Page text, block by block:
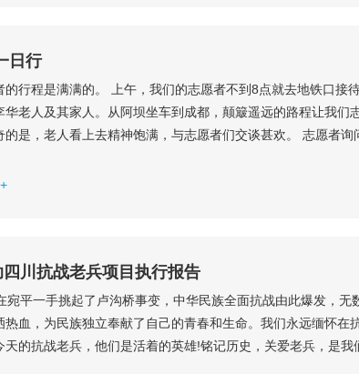
日行
行程是满满的。 上午，我们的志愿者不到8点就去地铁口接
华老人及其家人。从阿坝坐车到成都，颠簸遥远的路程让我们
的是，老人看上去精神饱满，与志愿者们交谈甚欢。 志愿者询
李建功、张黎元老人愉快交谈 李建功老人在50多岁时才结婚，
川抗战老兵项目执行报告
宛平一手挑起了卢沟桥事变，中华民族全面抗战由此爆发，无
热血，为民族独立奉献了自己的青春和生命。我们永远缅怀在
天的抗战老兵，他们是活着的英雄!铭记历史，关爱老兵，是我